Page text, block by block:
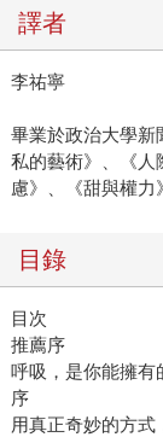
譯者
李祐寧
畢業於政治大學新
私的藝術》、《人
慮》、《甜與權力
目錄
目次
推薦序
呼吸，是你能擁有
序
用真正奇妙的方式